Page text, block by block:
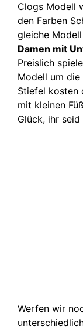
Clogs Modell
den Farben
gleiche
Damen mit
Preislich
Modell um
Stiefel kosten
mit kleinen
Glück, ihr
Werfen wir